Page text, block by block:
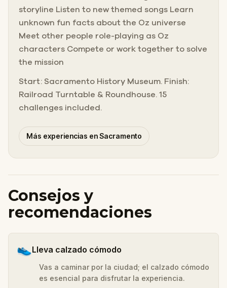
storyline Listen to new themed songs Learn
unknown fun facts about the Oz universe
Meet other people role-playing as Oz
characters Compete or work together to solve
the mission
Start: Sacramento History Museum. Finish:
Railroad Turntable & Roundhouse. 15
challenges included.
Más experiencias en Sacramento
Consejos y
recomendaciones
👟Lleva calzado cómodo
Vas a caminar por la ciudad; el calzado cómodo
es esencial para disfrutar la experiencia.